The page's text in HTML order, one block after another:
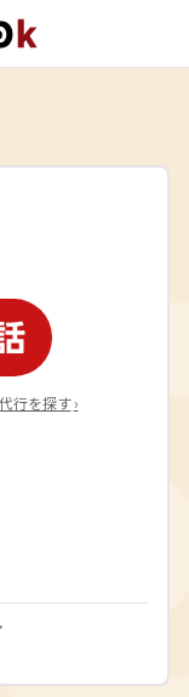
行を探す ›